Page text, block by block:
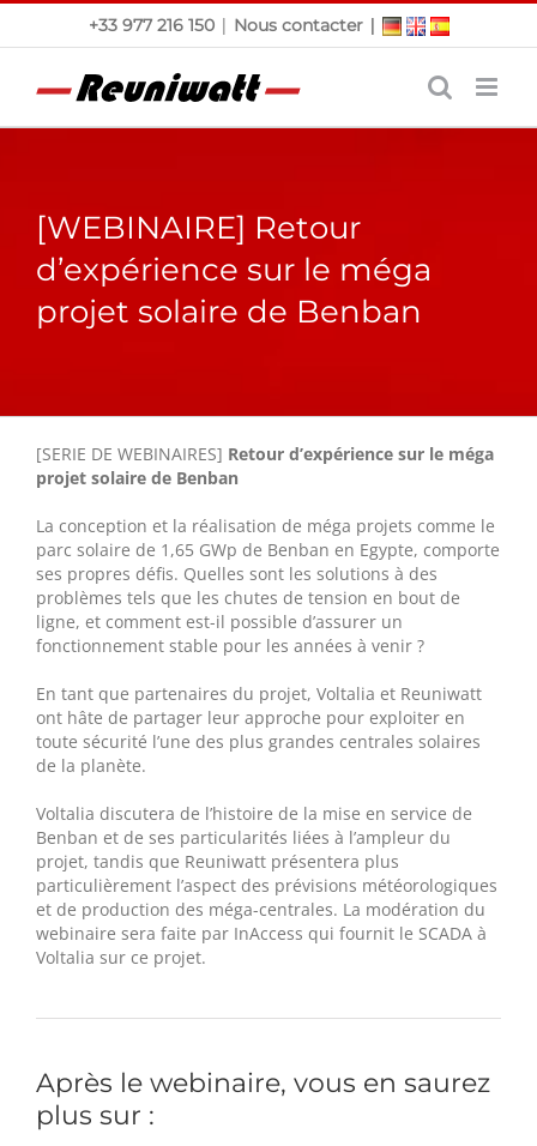
Passer
+33 977 216 150 | Nous contacter|
[WEBINAIRE] Retour
d’expérience sur le méga
projet solaire de Benban
[SERIE DE WEBINAIRES] Retour d’expérience sur le méga
projet solaire de Benban
La conception et la réalisation de méga projets comme le
parc solaire de 1,65 GWp de Benban en Egypte, comporte
ses propres défis. Quelles sont les solutions à des
problèmes tels que les chutes de tension en bout de
ligne, et comment est-il possible d’assurer un
fonctionnement stable pour les années à venir ?
En tant que partenaires du projet, Voltalia et Reuniwatt
ont hâte de partager leur approche pour exploiter en
toute sécurité l’une des plus grandes centrales solaires
de la planète.
Voltalia discutera de l’histoire de la mise en service de
Benban et de ses particularités liées à l’ampleur du
projet, tandis que Reuniwatt présentera plus
particulièrement l’aspect des prévisions météorologiques
et de production des méga-centrales. La modération du
webinaire sera faite par InAccess qui fournit le SCADA à
Voltalia sur ce projet.
Après le webinaire, vous en saurez
plus sur :